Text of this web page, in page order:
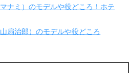
ナミ）のモデルや役どころ！ホテ
扇治郎）のモデルや役どころ